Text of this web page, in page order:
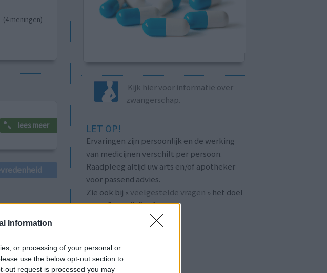
Information
or processing of your personal or
use the below opt-out section to
out request is processed you may
(4 meningen)
lees meer
Kijk hier voor informatie over
zwangerschap.
LET OP!
Ervaringen zijn persoonlijk en de werking
van medicijnen verschilt per persoon.
Raadpleeg altijd uw arts en/of apotheker
voor passend advies.
Zie ook bij « veelgestelde vragen » het doel
vanmijnmedicijn.nl.